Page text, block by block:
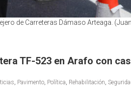
de Carreteras Dámaso Arteaga.
TF-523 en Arafo con
, Pavimento, Política, Rehabilitación,